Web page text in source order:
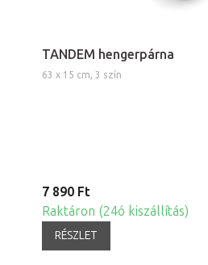
TANDEM hengerpárna
63 x 15 cm, 3 szín
7 890 Ft
Raktáron (24ó kiszállítás)
RÉSZLET